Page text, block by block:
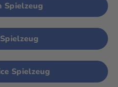
Spielzeug
Spielzeug